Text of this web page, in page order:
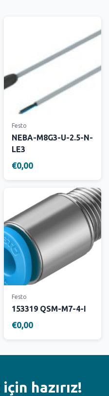
Festo
NEBA-M8G3-U-2.5-N-
LE3
€0,00
Festo
153319 QSM-M7-4-I
€0,00
hazırız!